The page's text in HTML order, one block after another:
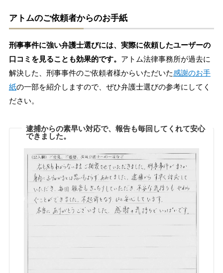
アトムのご依頼者からのお手紙
刑事事件に強い弁護士選びには、実際に依頼したユーザーの
口コミを見ることも効果的です。 アトム法律事務所が過去に
解決した、刑事事件のご依頼者様からいただいた感謝のお手
紙の一部を紹介しますので、ぜひ弁護士選びの参考にしてく
ださい。
逮捕からの素早い対応で、報告も毎回してくれて安心
できました。